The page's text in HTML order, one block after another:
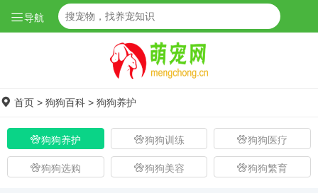
导航
首页 > 狗狗百科 > 狗狗养护
狗狗养护 狗狗训练 狗狗医疗
狗狗选购 狗狗美容 狗狗繁育